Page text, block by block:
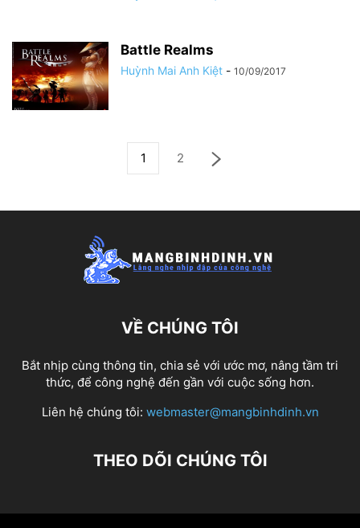
Battle Realms
Huỳnh Mai Anh Kiệt - 10/09/2017
1 2
VỀ CHÚNG TÔI
Bắt nhịp cùng thông tin, chia sẻ với ước mơ, nâng tầm tri
thức, để công nghệ đến gần với cuộc sống hơn.
Liên hệ chúng tôi: webmaster@mangbinhdinh.vn
THEO DÕI CHÚNG TÔI